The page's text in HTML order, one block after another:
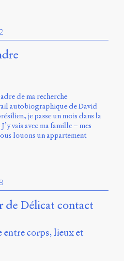
de ma recherche
autobiographique de David
je passe un mois dans la
vais avec ma famille – mes
louons un appartement.
de Délicat contact
corps, lieux et